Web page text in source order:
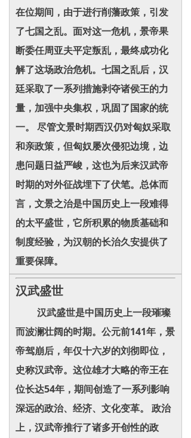
在位期间，由于进行削藩政策，引发
了七国之乱。面对这一危机，景帝果
断委任周亚夫平定叛乱，最终成功化
解了这场政治危机。七国之乱后，汉
廷采取了一系列措施剥夺诸侯王的力
量，加强中央集权，巩固了国家的统
一。 尽管文景时期西汉仍对匈奴采取
和亲政策，但匈奴屡次侵犯边境，边
患问题日益严峻，这也为后来汉武帝
时期的对外征战埋下了伏笔。总体而
言，文景之治是中国历史上一段难得
的太平盛世，它所积累的物质基础和
制度经验，为汉朝的长治久安提供了
重要保障。
汉武盛世
汉武盛世是中国历史上一段璀璨
而波澜壮阔的时期。公元前141年，景
帝驾崩后，年仅十六岁的刘彻即位，
史称汉武帝。这位雄才大略的帝王在
位长达54年，期间创造了一系列影响
深远的政治、经济、文化变革。 政治
上，汉武帝推行了诸多开创性的政